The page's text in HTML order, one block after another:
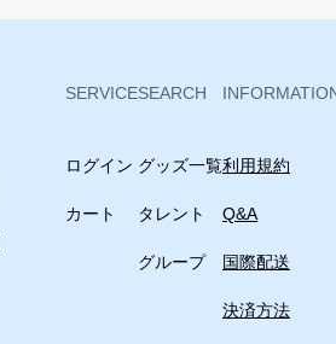
¥6,820
SERVICE
ログイン
カート
SEARCH
グッズ一覧
タレント
グループ
利用規約
Q&A
国際配送
決済方法